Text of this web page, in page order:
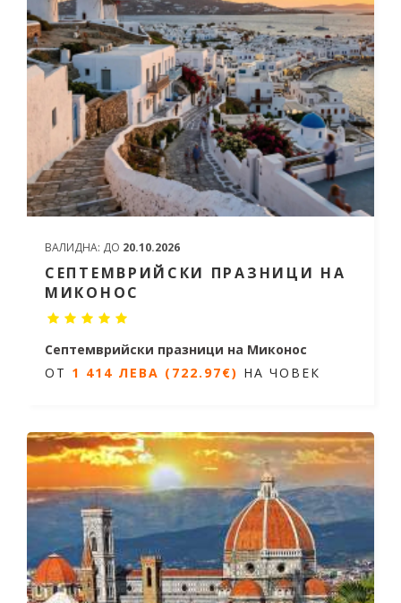
ВАЛИДНА: ДО 20.10.2026
СЕПТЕМВРИЙСКИ ПРАЗНИЦИ НА
МИКОНОС
Септемврийски празници на Миконос
5 дни / 4 нощувки
ОТ1 414 ЛЕВА (722.97€)НА ЧОВЕК
ОТ 1 414 ЛЕВА (722.97€) НА ЧОВЕК